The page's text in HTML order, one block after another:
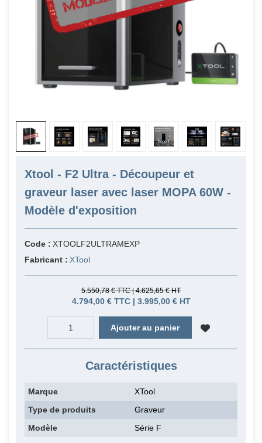
Xtool - F2 Ultra - Découpeur et
graveur laser avec laser MOPA 60W -
Modèle d'exposition
Code : XTOOLF2ULTRAMEXP
Fabricant : XTool
5.550,78 € TTC | 4.625,65 € HT
4.794,00 € TTC | 3.995,00 € HT
Ajouter au panier
Caractéristiques
Marque
XTool
Type de produits
Graveur
Modèle
Série F